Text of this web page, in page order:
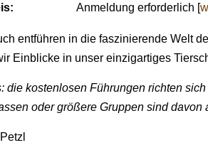
Anmeldung erforderlich [
entführen in die faszinierende Welt
Einblicke in unser einzigartiges
die kostenlosen Führungen richten
oder größere Gruppen sind davon